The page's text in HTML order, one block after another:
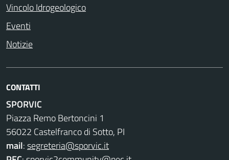
Vincolo Idrogeologico
Eventi
Notizie
CONTATTI
SPORVIC
Piazza Remo Bertoncini 1
56022 Castelfranco di Sotto, PI
mail:segreteria@sporvic.it